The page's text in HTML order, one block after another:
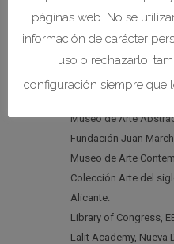
(selección)
Museo Español de
Madrid.
Museo de Arte
Fundación Juan
Museo de Arte
Colección Arte del
Alicante.
Library of Congress,
Lalit Academy, Nueva
páginas web. No se
información de carácter
uso o rechazarlo,
configuración siempre que